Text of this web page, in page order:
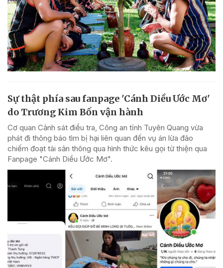
Sự thật phía sau fanpage 'Cánh Diều Ước Mơ'
do Trương Kim Bốn vận hành
Cơ quan Cảnh sát điều tra, Công an tỉnh Tuyên Quang vừa
phát đi thông báo tìm bị hại liên quan đến vụ án lừa đảo
chiếm đoạt tài sản thông qua hình thức kêu gọi từ thiện qua
Fanpage "Cánh Diều Ước Mơ".